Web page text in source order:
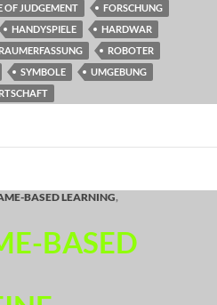
OF JUDGEMENT
FORSCHUNG
HANDYSPIELE
HARDWAR
RAUMERFASSUNG
ROBOTER
SYMBOLE
UMGEBUNG
BASED LEARNING,
BASED